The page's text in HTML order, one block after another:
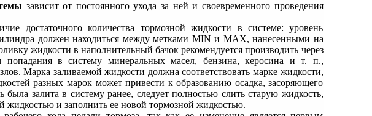
зависит от постоянного ухода за ней и своевременного проведения
достаточного количества тормозной жидкости в системе: уровень
должен находиться между метками МIN и МАХ, нанесенными на
жидкости в наполнительный бачок рекомендуется производить через
в систему минеральных масел, бензина, керосина и т. п.,
Марка заливаемой жидкости должна соответствовать мapкe жидкости,
разных марок может привести к образованию осадка, засоряющего
была залита в систему ранее, следует полностью слить старую жидкость,
и заполнить ее новой тормозной жидкостью.